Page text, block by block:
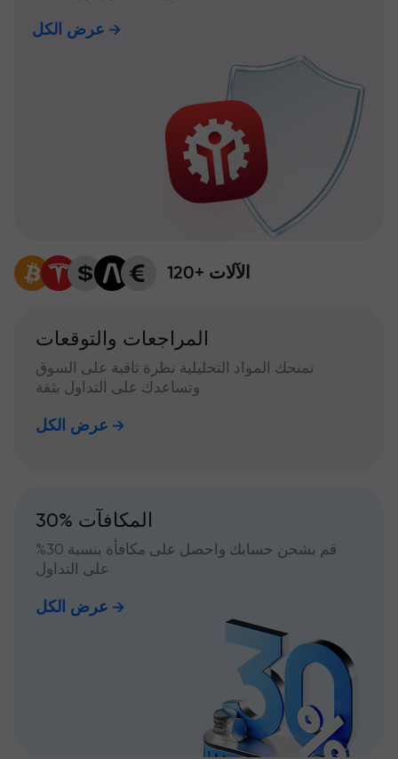
عرض الكل
120+ الآلات
المراجعات والتوقعات
تمنحك المواد التحليلية نظرة ثاقبة على السوق
وتساعدك على التداول بثقة
عرض الكل
30% المكافآت
قم بشحن حسابك واحصل على مكافأة بنسبة 30%
على التداول
عرض الكل